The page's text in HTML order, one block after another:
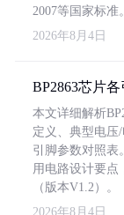
2007等国家标准。
2026年8月4日
BP2863芯片
本文详细解析
定义、典型电压
引脚参数对照表
用电路设计要点
（版本V1.2）。
2026年8月4日